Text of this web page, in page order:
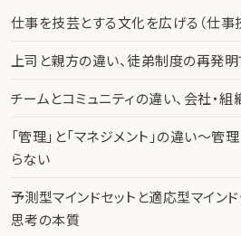
仕事を技芸とする文化を広げる（仕事
上司と親方の違い、徒弟制度の再発
チームとコミュニティの違い、会社・
「管理」と「マネジメント」の違い〜
らない
予測型マインドセットと適応型マインド
思考の本質